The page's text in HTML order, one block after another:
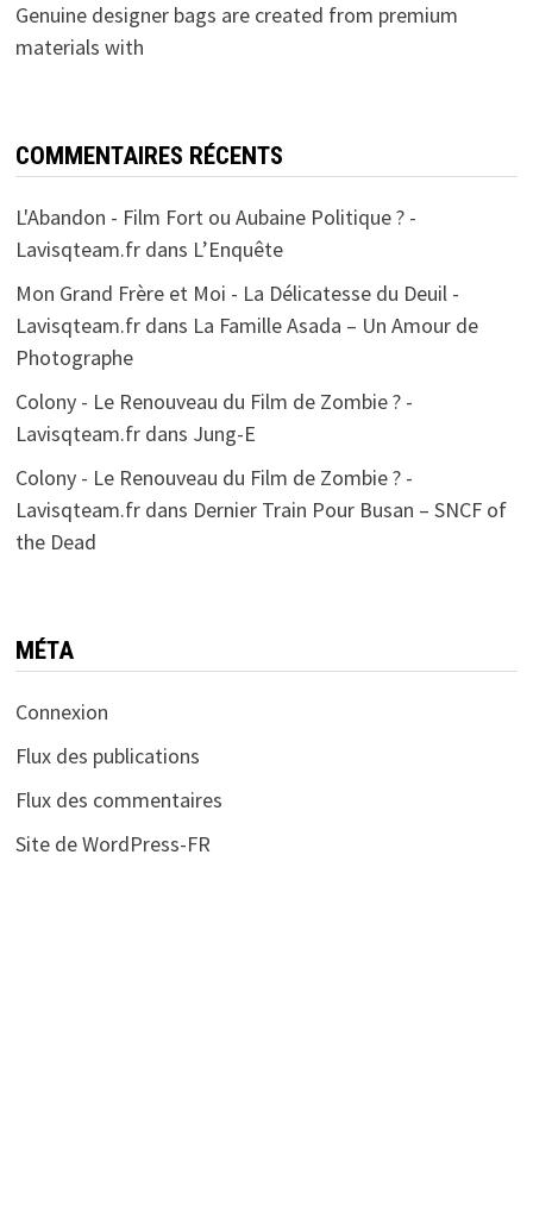
Genuine designer bags are created from premium
materials with
COMMENTAIRES RÉCENTS
L'Abandon - Film Fort ou Aubaine Politique ? -
Lavisqteam.frdans L’Enquête
Mon Grand Frère et Moi - La Délicatesse du Deuil -
Lavisqteam.frdans La Famille Asada – Un Amour de
Photographe
Colony - Le Renouveau du Film de Zombie ? -
Lavisqteam.frdans Jung-E
Colony - Le Renouveau du Film de Zombie ? -
Lavisqteam.frdans Dernier Train Pour Busan – SNCF of
the Dead
MÉTA
Connexion
Flux des publications
Flux des commentaires
Site de WordPress-FR